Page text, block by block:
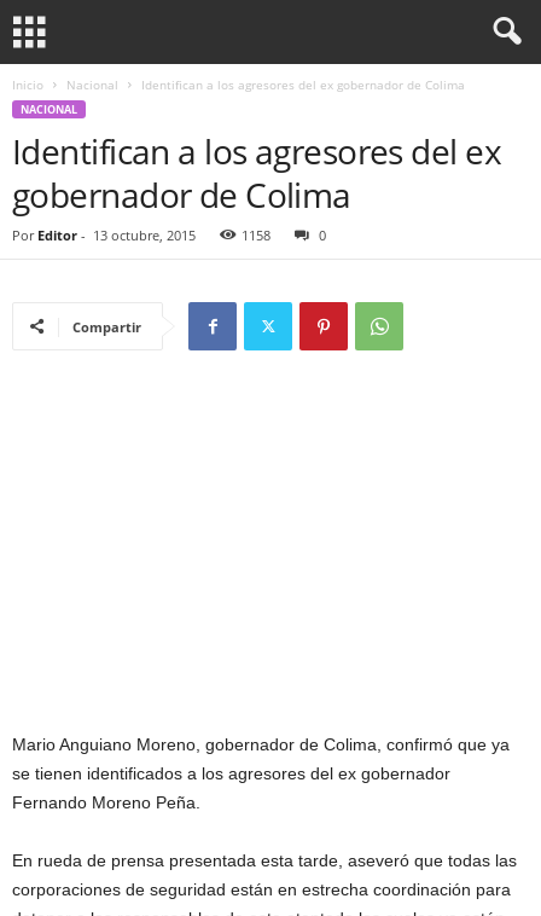
Inicio Nacional Identifican a los agresores del ex gobernador de Colima
NACIONAL
Identifican a los agresores del ex
gobernador de Colima
Por Editor - 13 octubre, 2015 1158 0
Compartir
Mario Anguiano Moreno, gobernador de Colima, confirmó que ya
se tienen identificados a los agresores del ex gobernador
Fernando Moreno Peña.
En rueda de prensa presentada esta tarde, aseveró que todas las
corporaciones de seguridad están en estrecha coordinación para